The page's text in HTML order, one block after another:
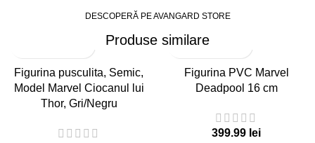
DESCOPERĂ PE AVANGARD STORE
Produse similare
Figurina pusculita, Semic,
Model Marvel Ciocanul lui
Thor, Gri/Negru
Figurina PVC Marvel
Deadpool 16 cm
lei